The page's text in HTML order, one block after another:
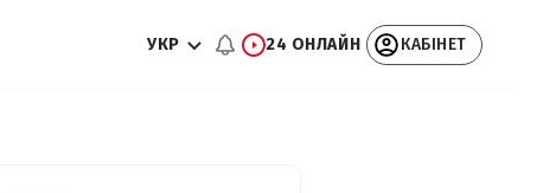
УКР 24 ОНЛАЙН КАБІНЕТ